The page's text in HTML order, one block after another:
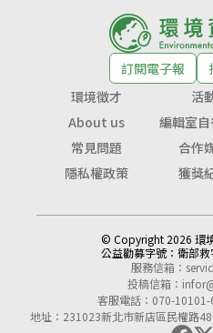
訂閱電子報
環境徵才
活
About us
編輯室
常見問題
合作
隱私權政策
獲獎
© Copyright 2026 環
公益勸募字號： 衛部
服務信箱：
投稿信箱：
客服電話：070-
地址：231023新北市新店區民權路